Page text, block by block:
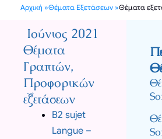
Αρχική »Θέματα Εξετάσεων »Θέματα
Ιούνιος 2021
Θέματα
Γραπτών,
Προφορικών
εξετάσεων
B2 sujet
Langue –